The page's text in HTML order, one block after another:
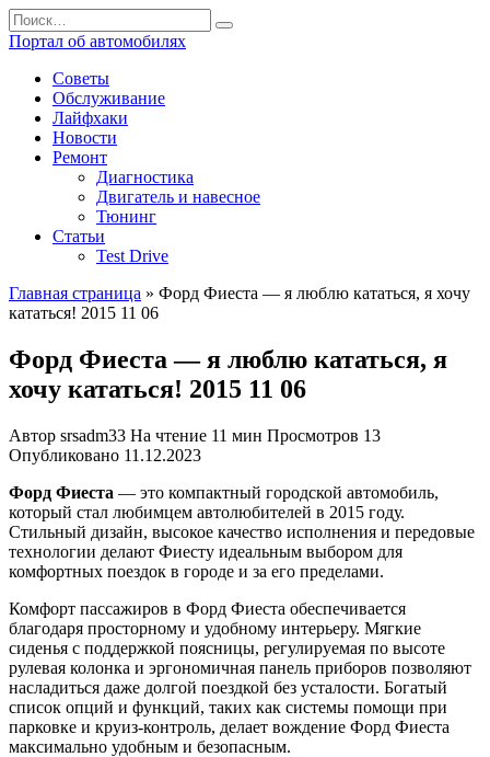
Перейти
к
содержанию
Search
for:
Портал об автомобилях
Советы
Обслуживание
Лайфхаки
Новости
Ремонт
Диагностика
Двигатель и навесное
Тюнинг
Статьи
Test Drive
Главная страница » Форд Фиеста — я люблю кататься, я хочу
кататься! 2015 11 06
Форд Фиеста — я люблю кататься, я
хочу кататься! 2015 11 06
Автор srsadm33 На чтение 11 мин Просмотров 13
Опубликовано 11.12.2023
Форд Фиеста — это компактный городской автомобиль,
который стал любимцем автолюбителей в 2015 году.
Стильный дизайн, высокое качество исполнения и передовые
технологии делают Фиесту идеальным выбором для
комфортных поездок в городе и за его пределами.
Комфорт пассажиров в Форд Фиеста обеспечивается
благодаря просторному и удобному интерьеру. Мягкие
сиденья с поддержкой поясницы, регулируемая по высоте
рулевая колонка и эргономичная панель приборов позволяют
насладиться даже долгой поездкой без усталости. Богатый
список опций и функций, таких как системы помощи при
парковке и круиз-контроль, делает вождение Форд Фиеста
максимально удобным и безопасным.